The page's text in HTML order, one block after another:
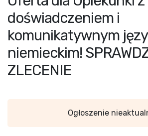
doświadczeniem i
komunikatywnym
niemieckim!
ZLECENIE
Ogłoszenie